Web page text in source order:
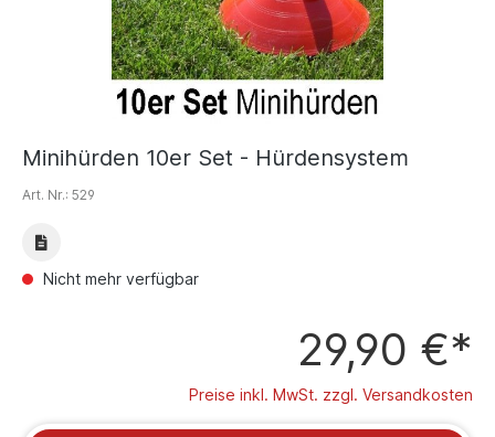
Minihürden 10er Set - Hürdensystem
Art. Nr.: 529
Nicht mehr verfügbar
29,90 €*
Preise inkl. MwSt. zzgl. Versandkosten